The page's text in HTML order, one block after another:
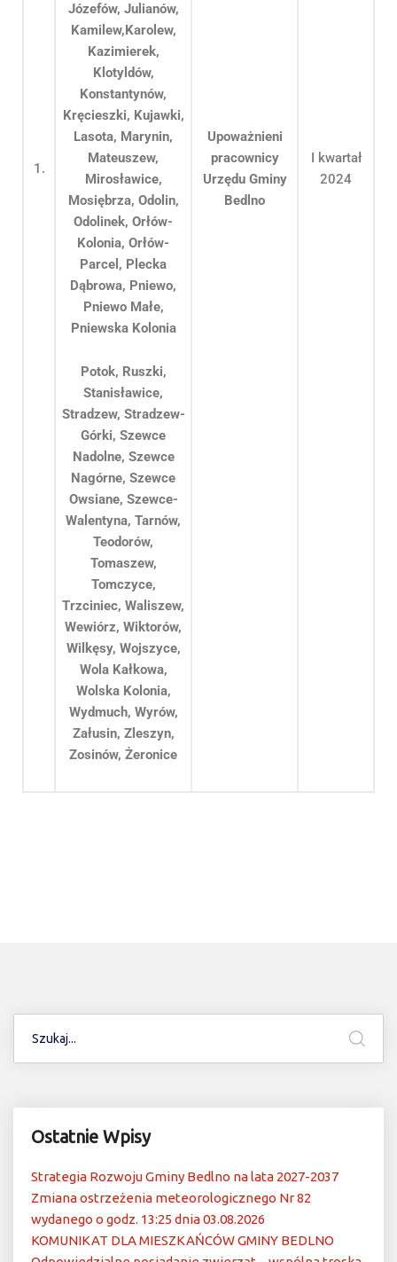
1.
Józefów, Julianów,
Kamilew,Karolew,
Kazimierek,
Klotyldów,
Konstantynów,
Kręcieszki, Kujawki,
Lasota, Marynin,
Mateuszew,
Mirosławice,
Mosiębrza, Odolin,
Odolinek, Orłów-
Kolonia, Orłów-
Parcel, Plecka
Dąbrowa, Pniewo,
Pniewo Małe,
Pniewska Kolonia
Potok, Ruszki,
Stanisławice,
Stradzew, Stradzew-
Górki, Szewce
Nadolne, Szewce
Nagórne, Szewce
Owsiane, Szewce-
Walentyna, Tarnów,
Teodorów,
Tomaszew,
Tomczyce,
Trzciniec, Waliszew,
Wewiórz, Wiktorów,
Wilkęsy, Wojszyce,
Wola Kałkowa,
Wolska Kolonia,
Wydmuch, Wyrów,
Załusin, Zleszyn,
Zosinów, Żeronice
Upoważnieni
pracownicy
Urzędu Gminy
Bedlno
I kwartał
2024
Ostatnie Wpisy
Strategia Rozwoju Gminy Bedlno na lata 2027-2037
Zmiana ostrzeżenia meteorologicznego Nr 82
wydanego o godz. 13:25 dnia 03.08.2026
KOMUNIKAT DLA MIESZKAŃCÓW GMINY BEDLNO